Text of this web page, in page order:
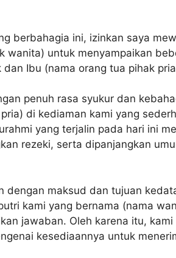
berbahagia ini, izinkan saya
wanita) untuk menyampaikan
dan Ibu (nama orang tua pihak
penuh rasa syukur dan
di kediaman kami yang
yang terjalin pada hari ini
rezeki, serta dipanjangkan
dengan maksud dan tujuan
kami yang bernama (nama
jawaban. Oleh karena itu,
kesediaannya untuk